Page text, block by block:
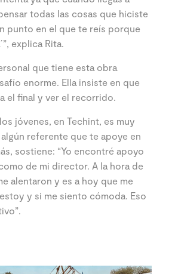
todas las cosas que hiciste
punto en el que te reís porque
explica Rita.
que tiene esta obra
enorme. Ella insiste en que
el final y ver el recorrido.
jóvenes, en Techint, es muy
referente que te apoye en
sostiene: “Yo encontré apoyo
de mi director. A la hora de
alentaron y es a hoy que me
y si me siento cómoda. Eso